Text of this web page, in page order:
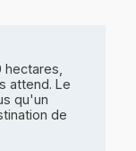
attend. Le
qu'un
de